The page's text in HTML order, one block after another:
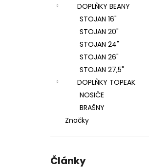
DOPLŇKY BEANY
STOJAN 16"
STOJAN 20"
STOJAN 24"
STOJAN 26"
STOJAN 27,5"
DOPLŇKY TOPEAK
NOSIČE
BRAŠNY
Značky
Články